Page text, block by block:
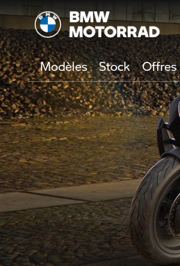
Modèles Stock Offres